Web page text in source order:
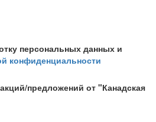
персональных данных и
конфиденциальности
предложений от "Канадская